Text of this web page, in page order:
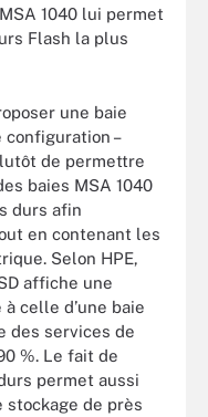
1040 lui permet
Flash la plus
une baie
–
de permettre
baies MSA 1040
durs afin
en contenant les
Selon HPE,
affiche une
celle d’une baie
des services de
%. Le fait de
permet aussi
stockage de près